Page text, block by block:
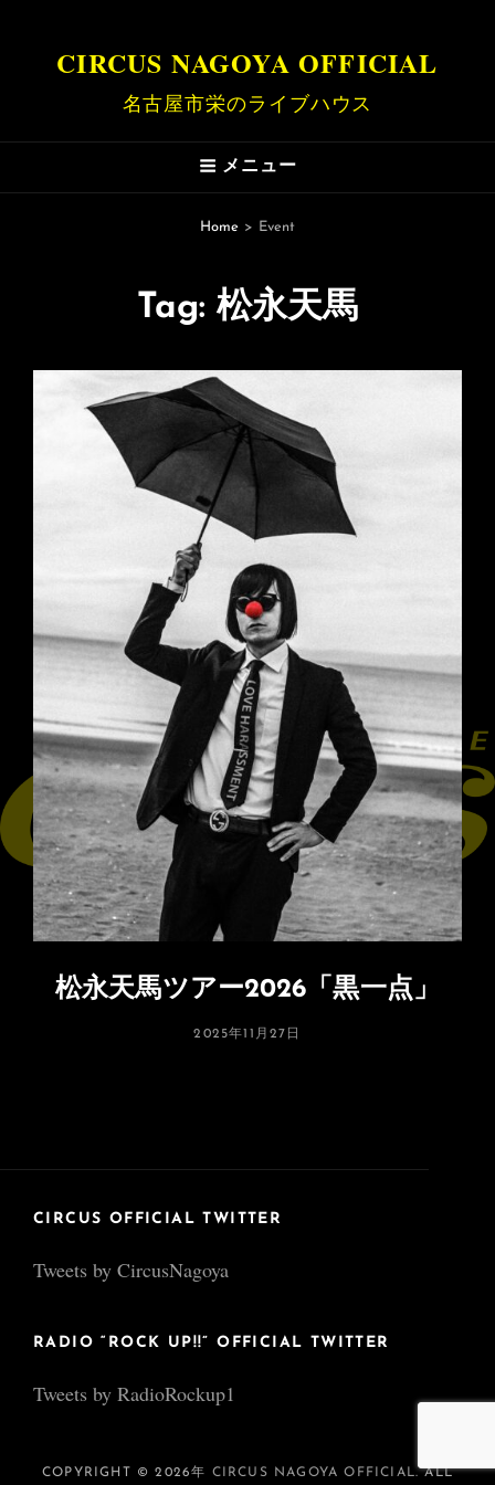
CIRCUS NAGOYA OFFICIAL
名古屋市栄のライブハウス
メニュー
Home > Event
Tag: 松永天馬
松永天馬ツアー2026「黒一点」
投
2025年11月27日
CIRCUS OFFICIAL TWITTER
Tweets by CircusNagoya
RADIO “ROCK UP!!” OFFICIAL TWITTER
Tweets by RadioRockup1
COPYRIGHT © 2026年 CIRCUS NAGOYA OFFICIAL. ALL